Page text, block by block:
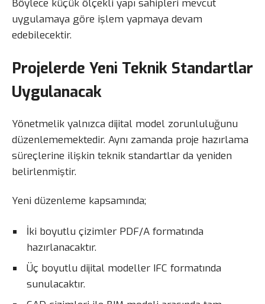
Böylece küçük ölçekli yapı sahipleri mevcut
uygulamaya göre işlem yapmaya devam
edebilecektir.
Projelerde Yeni Teknik Standartlar
Uygulanacak
Yönetmelik yalnızca dijital model zorunluluğunu
düzenlememektedir. Aynı zamanda proje hazırlama
süreçlerine ilişkin teknik standartlar da yeniden
belirlenmiştir.
Yeni düzenleme kapsamında;
İki boyutlu çizimler PDF/A formatında
hazırlanacaktır.
Üç boyutlu dijital modeller IFC formatında
sunulacaktır.